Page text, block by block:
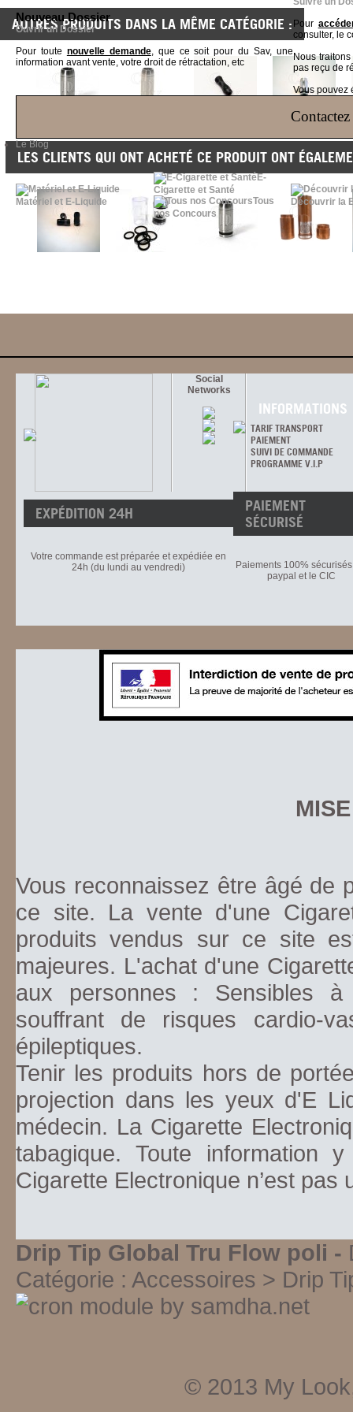
Nouveau Dossier
Ouvrir un Dossier
Pour toute nouvelle demande, que ce soit pour du Sav, une
information avant vente, votre droit de rétractation, etc
Pour
consulter, le
Nous
pas reçu de
Vous pouvez
Le Blog
Matériel et E-Liquide
E-
Cigarette et Santé
Tous
nos Concours
Découvrir la
AUTRES PRODUITS DANS LA MÊME CATÉGORIE :
LES CLIENTS QUI ONT ACHETÉ CE PRODUIT ONT
Social
Networks
INFORMATIONS
TARIF TRANSPORT
PAIEMENT
SUIVI DE COMMANDE
PROGRAMME V.I.P
EXPÉDITION 24H
Votre commande est préparée et expédiée en
24h (du lundi au vendredi)
PAIEMENT
SÉCURISÉ
Paiements 100%
paypal et le CIC
Vous reconnaissez être âgé de
ce site. La vente d'une
produits vendus sur ce site
majeures. L'achat d'une
aux personnes : Sensibles
souffrant de risques cardio-
épileptiques.
Tenir les produits hors de
projection dans les yeux d'E
médecin. La Cigarette
tabagique. Toute information
Cigarette Electronique n’est pas
Drip Tip Global Tru Flow poli -
Catégorie : Accessoires > Drip
© 2013 My Look